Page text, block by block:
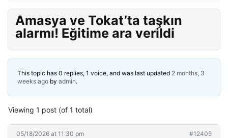
Amasya ve Tokat’ta taşkın
alarmı! Eğitime ara verildi
This topic has 0 replies, 1 voice, and was last updated 2 months, 3
weeks ago by admin.
Viewing 1 post (of 1 total)
05/18/2026 at 11:30 pm #12405